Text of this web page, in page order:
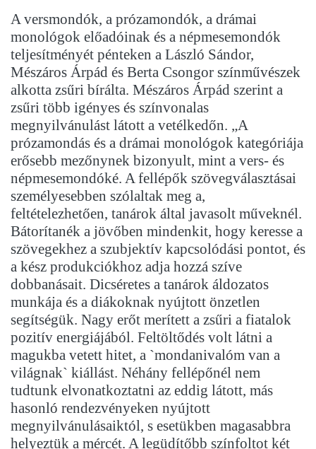
A versmondók, a prózamondók, a drámai
monológok előadóinak és a népmesemondók
teljesítményét pénteken a László Sándor,
Mészáros Árpád és Berta Csongor színművészek
alkotta zsűri bírálta. Mészáros Árpád szerint a
zsűri több igényes és színvonalas
megnyilvánulást látott a vetélkedőn. „A
prózamondás és a drámai monológok kategóriája
erősebb mezőnynek bizonyult, mint a vers- és
népmesemondóké. A fellépők szövegválasztásai
személyesebben szólaltak meg a,
feltételezhetően, tanárok által javasolt műveknél.
Bátorítanék a jövőben mindenkit, hogy keresse a
szövegekhez a szubjektív kapcsolódási pontot, és
a kész produkciókhoz adja hozzá szíve
dobbanásait. Dicséretes a tanárok áldozatos
munkája és a diákoknak nyújtott önzetlen
segítségük. Nagy erőt merített a zsűri a fiatalok
pozitív energiájából. Feltöltődés volt látni a
magukba vetett hitet, a `mondanivalóm van a
világnak` kiállást. Néhány fellépőnél nem
tudtunk elvonatkoztatni az eddig látott, más
hasonló rendezvényeken nyújtott
megnyilvánulásaiktól, s esetükben magasabbra
helyeztük a mércét. A legüdítőbb színfoltot két